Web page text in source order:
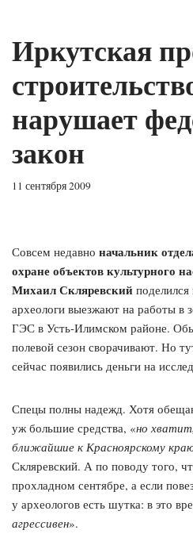
Иркутская
нарушает
закон
11 сентября 2009
Совсем недавно начальник
охране объектов культурного
Михаил Скляревский
археологи выезжают на работы в
ГЭС в Усть-Илимском районе.
полевой сезон сворачивают. Но
сейчас появились деньги на
Спецы полны надежд. Хотя
уж большие средства, «но
ближайшие к Красноярскому
Скляревский. А по поводу того,
прохладном сентябре, а если
у археологов есть шутка: в это
агрессивен».